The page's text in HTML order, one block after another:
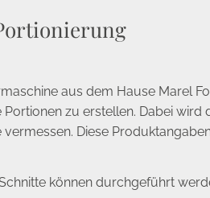
aus dem Hause Marel
zu erstellen. Dabei
vermessen. Diese
können durchgeführt